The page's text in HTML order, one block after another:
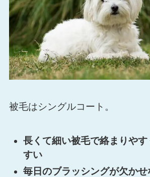
被毛はシングルコート。
長くて細い被毛で絡まりや
すい
毎日のブラッシングが欠かせ